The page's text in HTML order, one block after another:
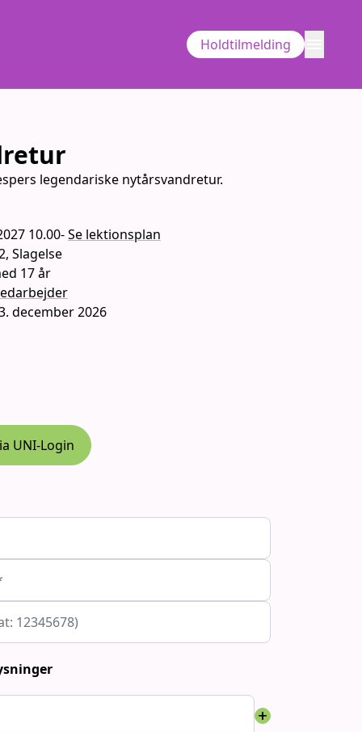
Holdtilmelding
legendariske nytårsvandretur.
10.00-Se lektionsplan
Slagelse
17 år
december 2026
UNI-Login
12345678)
add